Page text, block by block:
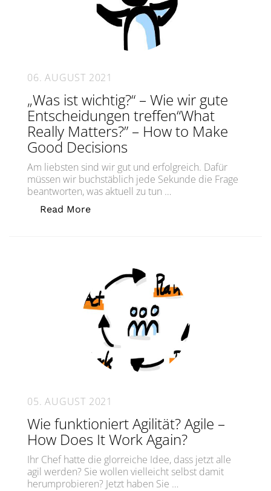
06. AUGUST 2021
„Was ist wichtig?“ – Wie wir gute
Entscheidungen treffen“What
Really Matters?” – How to Make
Good Decisions
Am liebsten sind wir gut und erfolgreich. Dafür
müssen wir buchstäblich jede Sekunde die Frage
beantworten, was aktuell zu tun …
Read More„„Was ist wichtig?“ – Wie wir gute
05. AUGUST 2021
Wie funktioniert Agilität? Agile –
How Does It Work Again?
Ihr Chef hatte die glorreiche Idee, dass jetzt alle
agil werden? Sie wollen vielleicht selbst damit
herumprobieren? Jetzt haben Sie …